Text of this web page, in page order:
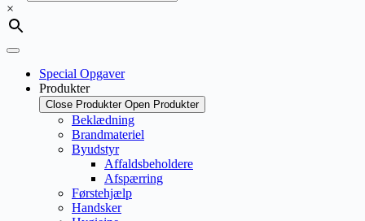
×
Special Opgaver
Produkter
Close Produkter Open Produkter
Beklædning
Brandmateriel
Byudstyr
Affaldsbeholdere
Afspærring
Førstehjælp
Handsker